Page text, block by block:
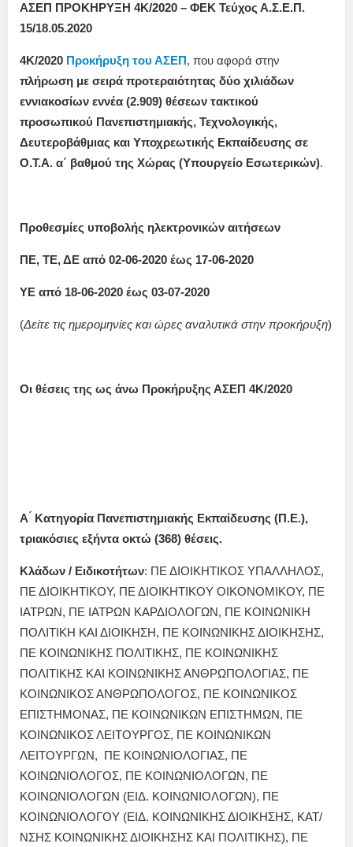
ΑΣΕΠ ΠΡΟΚΗΡΥΞΗ 4Κ/2020 – ΦΕΚ Τεύχος Α.Σ.Ε.Π.
15/18.05.2020
4Κ/2020 Προκήρυξη του ΑΣΕΠ, που αφορά στην
πλήρωση με σειρά προτεραιότητας δύο χιλιάδων
εννιακοσίων εννέα (2.909) θέσεων τακτικού
προσωπικού Πανεπιστημιακής, Τεχνολογικής,
Δευτεροβάθμιας και Υποχρεωτικής Εκπαίδευσης σε
Ο.Τ.Α. α΄ βαθμού της Χώρας (Υπουργείο Εσωτερικών).
Προθεσμίες υποβολής ηλεκτρονικών αιτήσεων
ΠΕ, ΤΕ, ΔΕ από 02-06-2020 έως 17-06-2020
ΥΕ από 18-06-2020 έως 03-07-2020
(Δείτε τις ημερομηνίες και ώρες αναλυτικά στην προκήρυξη)
Οι θέσεις της ως άνω Προκήρυξης ΑΣΕΠ 4Κ/2020
Α ́ Κατηγορία Πανεπιστημιακής Εκπαίδευσης (Π.Ε.),
τριακόσιες εξήντα οκτώ (368) θέσεις.
Κλάδων / Ειδικοτήτων: ΠΕ ΔΙΟΙΚΗΤΙΚΟΣ ΥΠΑΛΛΗΛΟΣ,
ΠΕ ΔΙΟΙΚΗΤΙΚΟΥ, ΠΕ ΔΙΟΙΚΗΤΙΚΟΥ ΟΙΚΟΝΟΜΙΚΟΥ, ΠΕ
ΙΑΤΡΩΝ, ΠΕ ΙΑΤΡΩΝ ΚΑΡΔΙΟΛΟΓΩΝ, ΠΕ ΚΟΙΝΩΝΙΚΗ
ΠΟΛΙΤΙΚΗ ΚΑΙ ΔΙΟΙΚΗΣΗ, ΠΕ ΚΟΙΝΩΝΙΚΗΣ ΔΙΟΙΚΗΣΗΣ,
ΠΕ ΚΟΙΝΩΝΙΚΗΣ ΠΟΛΙΤΙΚΗΣ, ΠΕ ΚΟΙΝΩΝΙΚΗΣ
ΠΟΛΙΤΙΚΗΣ ΚΑΙ ΚΟΙΝΩΝΙΚΗΣ ΑΝΘΡΩΠΟΛΟΓΙΑΣ, ΠΕ
ΚΟΙΝΩΝΙΚΟΣ ΑΝΘΡΩΠΟΛΟΓΟΣ, ΠΕ ΚΟΙΝΩΝΙΚΟΣ
ΕΠΙΣΤΗΜΟΝΑΣ, ΠΕ ΚΟΙΝΩΝΙΚΩΝ ΕΠΙΣΤΗΜΩΝ, ΠΕ
ΚΟΙΝΩΝΙΚΟΣ ΛΕΙΤΟΥΡΓΟΣ, ΠΕ ΚΟΙΝΩΝΙΚΩΝ
ΛΕΙΤΟΥΡΓΩΝ, ΠΕ ΚΟΙΝΩΝΙΟΛΟΓΙΑΣ, ΠΕ
ΚΟΙΝΩΝΙΟΛΟΓΟΣ, ΠΕ ΚΟΙΝΩΝΙΟΛΟΓΩΝ, ΠΕ
ΚΟΙΝΩΝΙΟΛΟΓΩΝ (ΕΙΔ. ΚΟΙΝΩΝΙΟΛΟΓΩΝ), ΠΕ
ΚΟΙΝΩΝΙΟΛΟΓΟΥ (ΕΙΔ. ΚΟΙΝΩΝΙΚΗΣ ΔΙΟΙΚΗΣΗΣ, ΚΑΤ/
ΝΣΗΣ ΚΟΙΝΩΝΙΚΗΣ ΔΙΟΙΚΗΣΗΣ ΚΑΙ ΠΟΛΙΤΙΚΗΣ), ΠΕ